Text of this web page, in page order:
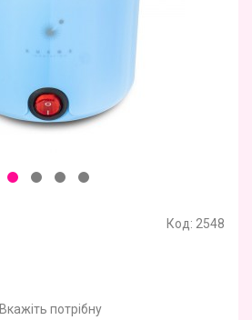
Код: 2548
Вкажіть потрібну